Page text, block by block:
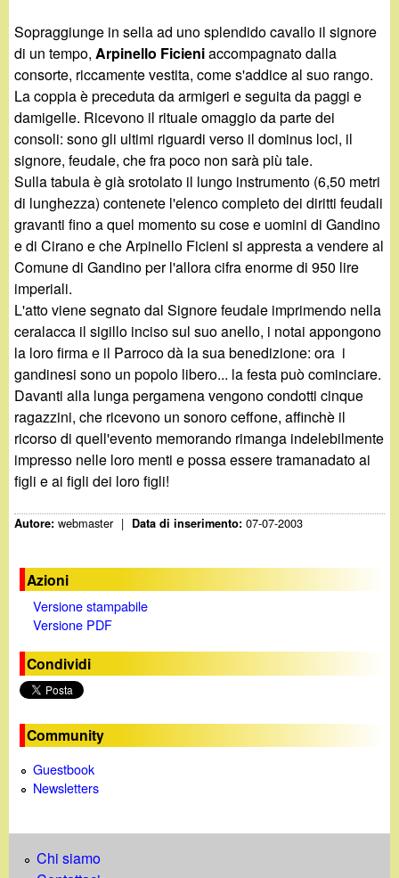
Sopraggiunge in sella ad uno splendido cavallo il signore
di un tempo,Arpinello Ficieniaccompagnato dalla
consorte, riccamente vestita, come s'addice al suo rango.
La coppia è preceduta da armigeri e seguita da paggi e
damigelle. Ricevono il rituale omaggio da parte dei
consoli: sono gli ultimi riguardi verso il dominus loci, il
signore, feudale, che fra poco non sarà più tale.
Sulla tabula è già srotolato il lungo instrumento (6,50 metri
di lunghezza) contenete l'elenco completo dei diritti feudali
gravanti fino a quel momento su cose e uomini di Gandino
e di Cirano e che Arpinello Ficieni si appresta a vendere al
Comune di Gandino per l'allora cifra enorme di 950 lire
imperiali.
L'atto viene segnato dal Signore feudale imprimendo nella
ceralacca il sigillo inciso sul suo anello, i notai appongono
la loro firma e il Parroco dà la sua benedizione: ora i
gandinesi sono un popolo libero... la festa può cominciare.
Davanti alla lunga pergamena vengono condotti cinque
ragazzini, che ricevono un sonoro ceffone, affinchè il
ricorso di quell'evento memorando rimanga indelebilmente
impresso nelle loro menti e possa essere tramanadato ai
figli e ai figli dei loro figli!
Autore:webmaster | Data di inserimento:07-07-2003
Azioni
Versione stampabile
Versione PDF
Condividi
Community
Guestbook
Newsletters
Chi siamo